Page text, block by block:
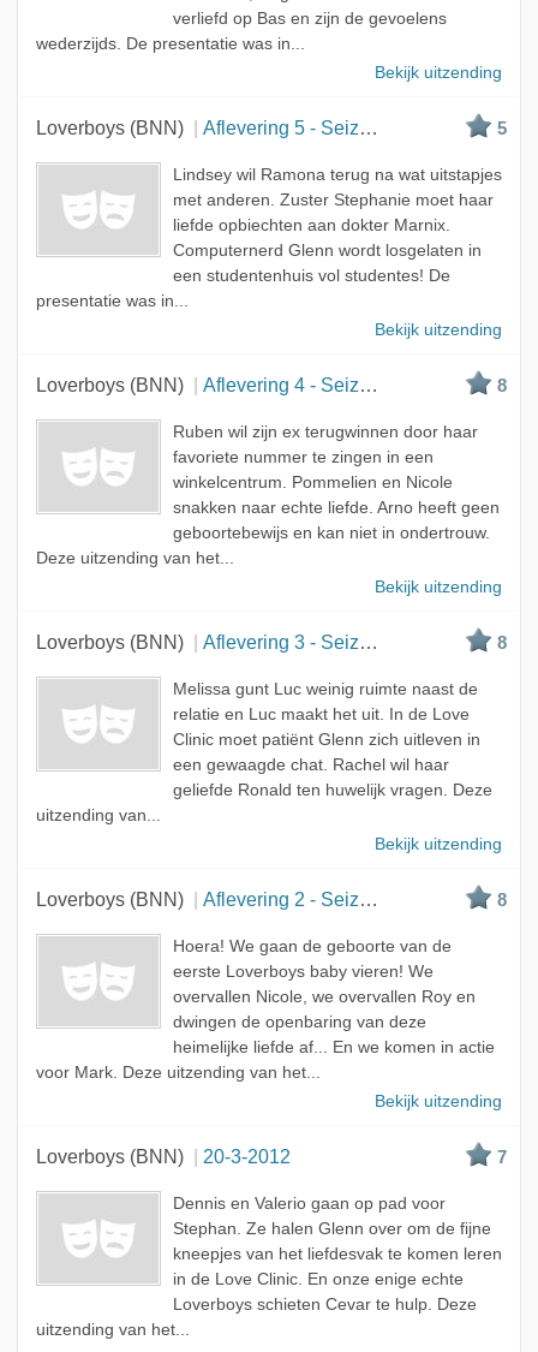
verliefd op Bas en zijn de gevoelens
wederzijds. De presentatie was in...
Bekijk uitzending
Loverboys (BNN) Aflevering 5 - Seizoen 3 5
Lindsey wil Ramona terug na wat uitstapjes
met anderen. Zuster Stephanie moet haar
liefde opbiechten aan dokter Marnix.
Computernerd Glenn wordt losgelaten in
een studentenhuis vol studentes! De
presentatie was in...
Bekijk uitzending
Loverboys (BNN) Aflevering 4 - Seizoen 3 8
Ruben wil zijn ex terugwinnen door haar
favoriete nummer te zingen in een
winkelcentrum. Pommelien en Nicole
snakken naar echte liefde. Arno heeft geen
geboortebewijs en kan niet in ondertrouw.
Deze uitzending van het...
Bekijk uitzending
Loverboys (BNN) Aflevering 3 - Seizoen 3 8
Melissa gunt Luc weinig ruimte naast de
relatie en Luc maakt het uit. In de Love
Clinic moet patiënt Glenn zich uitleven in
een gewaagde chat. Rachel wil haar
geliefde Ronald ten huwelijk vragen. Deze
uitzending van...
Bekijk uitzending
Loverboys (BNN) Aflevering 2 - Seizoen 3 8
Hoera! We gaan de geboorte van de
eerste Loverboys baby vieren! We
overvallen Nicole, we overvallen Roy en
dwingen de openbaring van deze
heimelijke liefde af... En we komen in actie
voor Mark. Deze uitzending van het...
Bekijk uitzending
Loverboys (BNN) 20-3-2012 7
Dennis en Valerio gaan op pad voor
Stephan. Ze halen Glenn over om de fijne
kneepjes van het liefdesvak te komen leren
in de Love Clinic. En onze enige echte
Loverboys schieten Cevar te hulp. Deze
uitzending van het...